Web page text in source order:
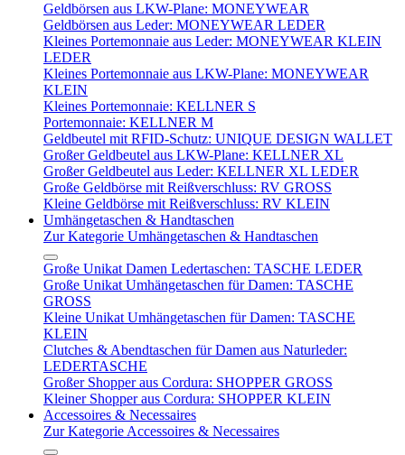
Geldbörsen aus LKW-Plane: MONEYWEAR
Geldbörsen aus Leder: MONEYWEAR LEDER
Kleines Portemonnaie aus Leder: MONEYWEAR KLEIN
LEDER
Kleines Portemonnaie aus LKW-Plane: MONEYWEAR
KLEIN
Kleines Portemonnaie: KELLNER S
Portemonnaie: KELLNER M
Geldbeutel mit RFID-Schutz: UNIQUE DESIGN WALLET
Großer Geldbeutel aus LKW-Plane: KELLNER XL
Großer Geldbeutel aus Leder: KELLNER XL LEDER
Große Geldbörse mit Reißverschluss: RV GROSS
Kleine Geldbörse mit Reißverschluss: RV KLEIN
Umhängetaschen & Handtaschen
Zur Kategorie Umhängetaschen & Handtaschen
Große Unikat Damen Ledertaschen: TASCHE LEDER
Große Unikat Umhängetaschen für Damen: TASCHE
GROSS
Kleine Unikat Umhängetaschen für Damen: TASCHE
KLEIN
Clutches & Abendtaschen für Damen aus Naturleder:
LEDERTASCHE
Großer Shopper aus Cordura: SHOPPER GROSS
Kleiner Shopper aus Cordura: SHOPPER KLEIN
Accessoires & Necessaires
Zur Kategorie Accessoires & Necessaires